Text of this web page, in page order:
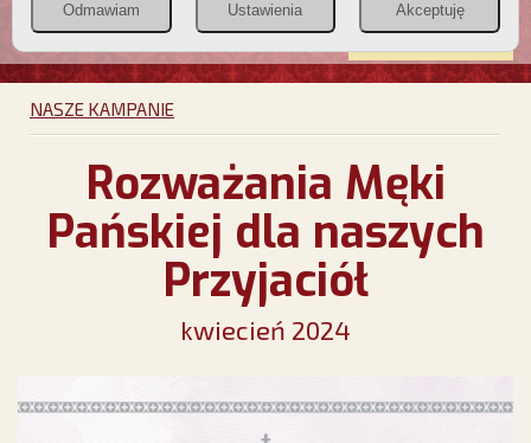
POZNAJ APOSTOLAT FATIMY WESPRZYJ
NAS
NASZE KAMPANIE
Rozważania Męki
Pańskiej dla naszych
Przyjaciół
kwiecień 2024
Odmawiam Ustawienia Akceptuję